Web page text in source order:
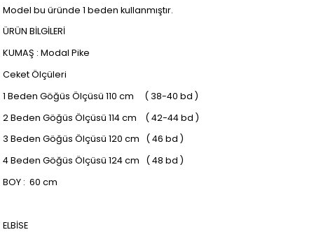
Model bu üründe 1 beden kullanmıştır.
ÜRÜN BİLGİLERİ
KUMAŞ : Modal Pike
Ceket Ölçüleri
1 Beden Göğüs Ölçüsü 110 cm ( 38-40 bd )
2 Beden Göğüs Ölçüsü 114 cm ( 42-44 bd )
3 Beden Göğüs Ölçüsü 120 cm ( 46 bd )
4 Beden Göğüs Ölçüsü 124 cm ( 48 bd )
BOY : 60 cm
ELBİSE